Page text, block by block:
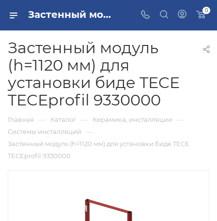
Застенный модуль (h=1120 мм) для установки биде TECE TECEprofil 9330000 купить в Москве 0
Застенный модуль
(h=1120 мм) для
установки биде TECE
TECEprofil 9330000
Главная — Каталог — Керамика, инсталляции —
Системы инсталляций —
Застенный модуль (h=1120 мм) для установки биде TECE
TECEprofil 9330000